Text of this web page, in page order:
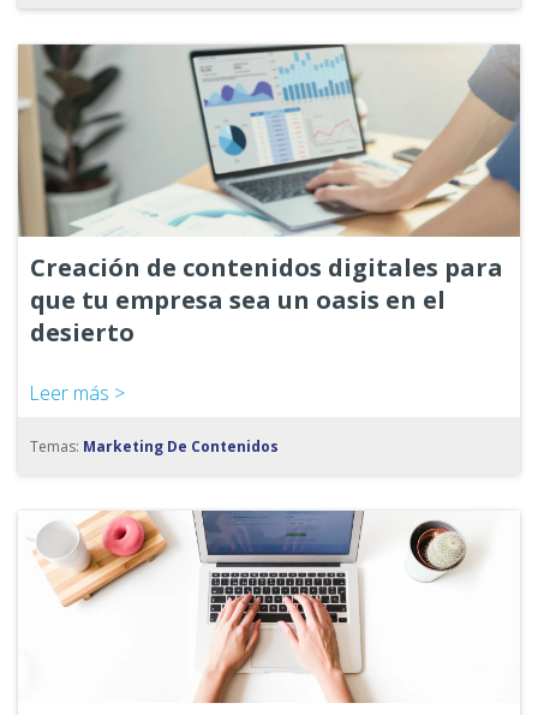
Creación de contenidos digitales para
que tu empresa sea un oasis en el
desierto
Leer más >
Temas: Marketing De Contenidos